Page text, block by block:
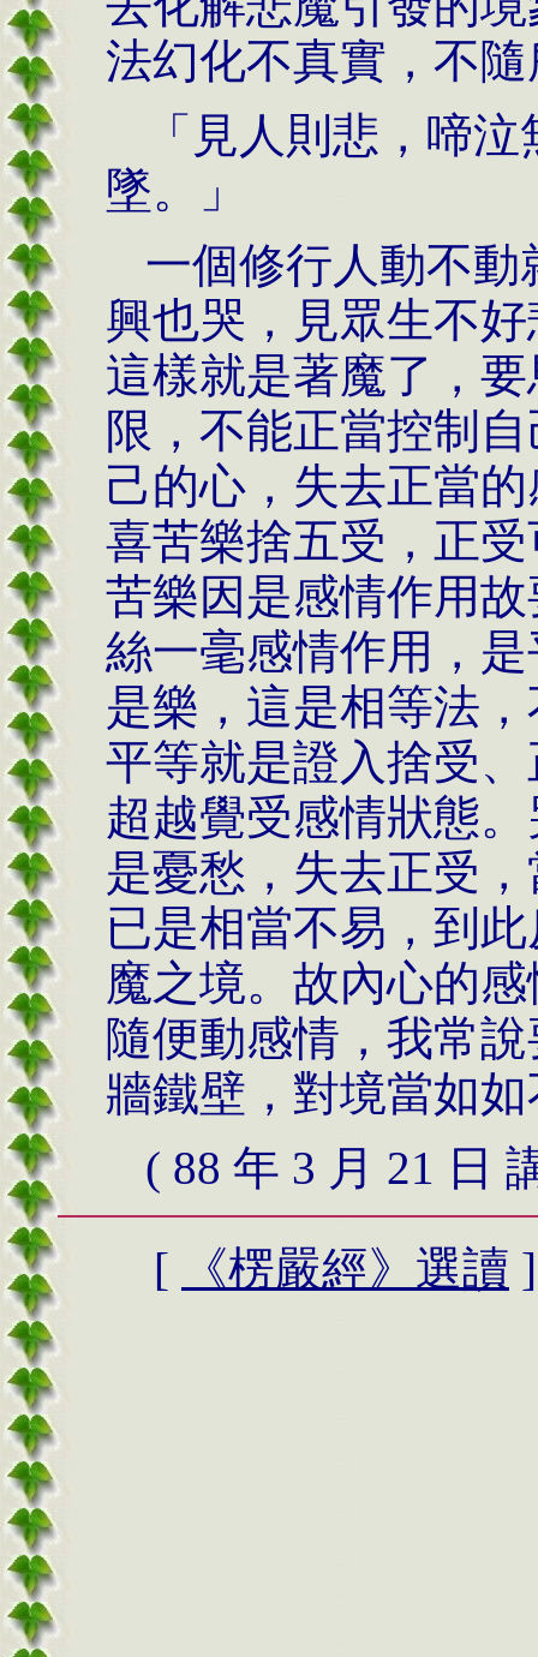
法幻化不真實，不
「見人則悲，啼
墜。」
一個修行人動不
興也哭，見眾生不
這樣就是著魔了，
限，不能正當控制
己的心，失去正當
喜苦樂捨五受，正
苦樂因是感情作用
絲一毫感情作用，
是樂，這是相等法
平等就是證入捨受
超越覺受感情狀態
是憂愁，失去正受
已是相當不易，到
魔之境。故內心的
隨便動感情，我常
牆鐵壁，對境當如
( 88 年 3 月 21 日
[
《楞嚴經》 選讀